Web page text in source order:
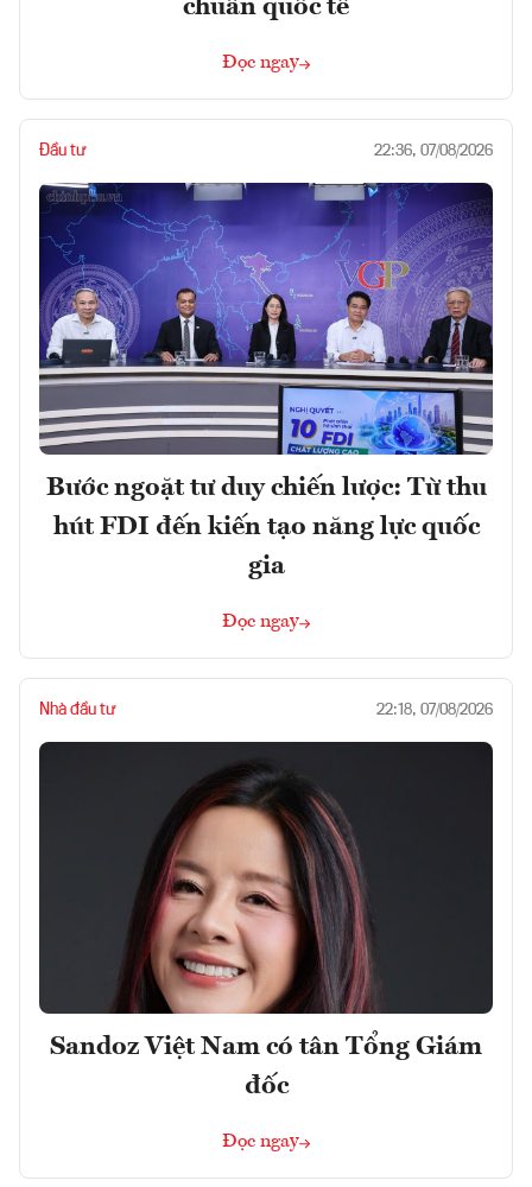
chuẩn quốc tế
Đọc ngay
Đầu tư 22:36, 07/08/2026
Bước ngoặt tư duy chiến lược: Từ thu
hút FDI đến kiến tạo năng lực quốc
gia
Đọc ngay
Nhà đầu tư 22:18, 07/08/2026
Sandoz Việt Nam có tân Tổng Giám
đốc
Đọc ngay